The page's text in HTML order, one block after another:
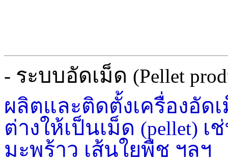
- ระบบอัดเม็ด (Pellet
ผลิตและติดตั้งเครื่องอัด
ต่างให้เป็นเม็ด (pellet) เ
มะพร้าว เส้นใยพืช ฯลฯ